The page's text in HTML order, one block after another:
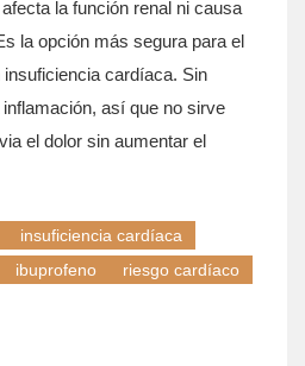
la función renal ni causa
la opción más segura para el
cardíaca. Sin
así que no sirve
el dolor sin aumentar el
insuficiencia cardíaca
ibuprofeno riesgo cardíaco